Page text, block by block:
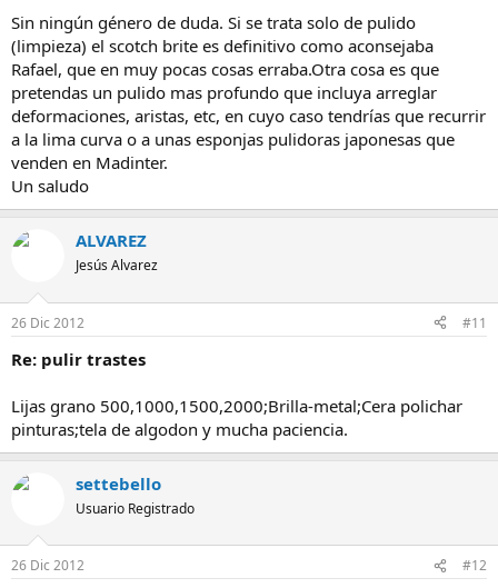
Sin ningún género de duda. Si se trata solo de pulido
(limpieza) el scotch brite es definitivo como aconsejaba
Rafael, que en muy pocas cosas erraba.Otra cosa es que
pretendas un pulido mas profundo que incluya arreglar
deformaciones, aristas, etc, en cuyo caso tendrías que recurrir
a la lima curva o a unas esponjas pulidoras japonesas que
venden en Madinter.
Un saludo
ALVAREZ
Jesús Alvarez
26 Dic 2012 #11
Re: pulir trastes
Lijas grano 500,1000,1500,2000;Brilla-metal;Cera polichar
pinturas;tela de algodon y mucha paciencia.
settebello
Usuario Registrado
26 Dic 2012 #12